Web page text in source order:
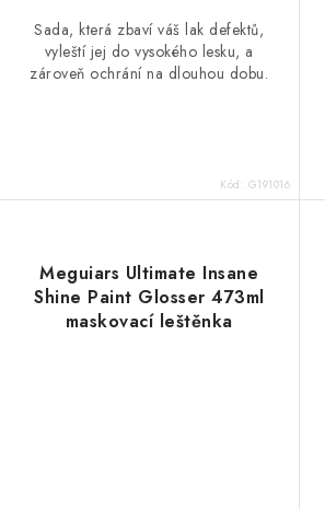
Sada, která zbaví váš lak defektů,
vyleští jej do vysokého lesku, a
zároveň ochrání na dlouhou dobu.
Kód: G191016
Meguiars Ultimate Insane
Shine Paint Glosser 473ml
maskovací leštěnka